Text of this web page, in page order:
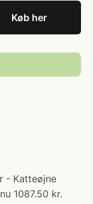
Køb her
- Katteøjne
1087.50 kr.